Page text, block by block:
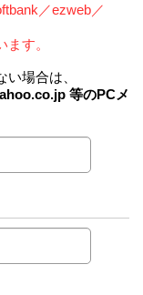
／ezweb／
す。
場合は、
等のPCメ